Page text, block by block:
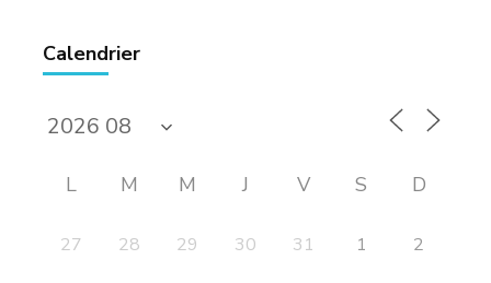
Calendrier
L M M J V S D
27 28 29 30 31 1 2